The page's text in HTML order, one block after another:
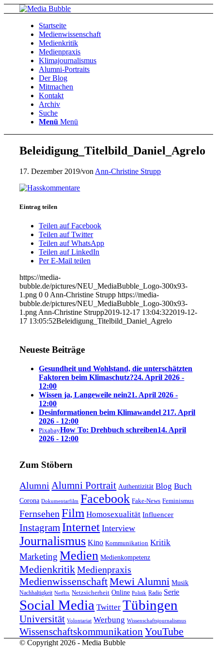
Startseite
Medienwissenschaft
Medienkritik
Medienpraxis
Klimajournalismus
Alumni-Portraits
Der Blog
Mitmachen
Kontakt
Archiv
Suche
Menü Menü
Beleidigung_Titelbild_Daniel_Agrelo
17. Dezember 2019/von Ann-Christine Strupp
Eintrag teilen
Teilen auf Facebook
Teilen auf Twitter
Teilen auf WhatsApp
Teilen auf LinkedIn
Per E-Mail teilen
https://media-
bubble.de/pictures/NEU_MediaBubble_Logo-300x93-
1.png 0 0 Ann-Christine Strupp https://media-
bubble.de/pictures/NEU_MediaBubble_Logo-300x93-
1.png Ann-Christine Strupp2019-12-17 13:04:322019-12-
17 13:05:52Beleidigung_Titelbild_Daniel_Agrelo
Neueste Beiträge
Gesundheit und Wohlstand, die unterschätzten
Faktoren beim Klimaschutz?24. April 2026 -
12:00
Wissen ja, Langeweile nein21. April 2026 -
12:00
Desinformationen beim Klimawandel 217. April
2026 - 12:00
PixabayHow To: Drehbuch schreiben14. April
2026 - 12:00
Zum Stöbern
Alumni Alumni Portrait Authentizität Blog Buch
Corona Dokumentarfilm Facebook Fake-News Feminismus
Fernsehen Film Homosexualität Influencer
Instagram Internet Interview
Journalismus Kino Kommunikation Kritik
Marketing Medien Medienkompetenz
Medienkritik Medienpraxis
MedienwissenschaftMewi Alumni Musik
Nachhaltigkeit Netflix Netzsicherheit Online Politik Radio Serie
Social Media Twitter Tübingen
Universität Volontariat Werbung Wissenschaftsjournalismus
Wissenschaftskommunikation YouTube
© Copyright 2026 - Media Bubble